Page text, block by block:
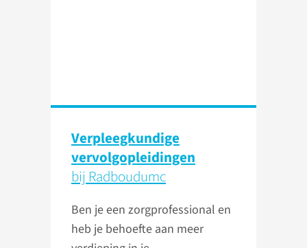
Verpleegkundige
vervolgopleidingen
bij Radboudumc
Ben je een zorgprofessional en
heb je behoefte aan meer